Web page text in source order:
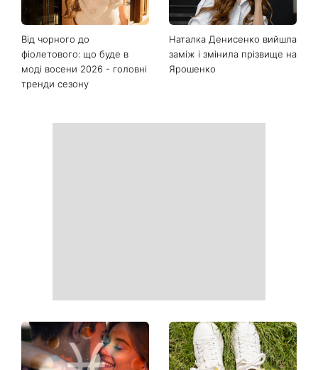
Від чорного до
фіолетового: що буде в
моді восени 2026 - головні
тренди сезону
Наталка Денисенко вийшла
заміж і змінила прізвище на
Ярошенко